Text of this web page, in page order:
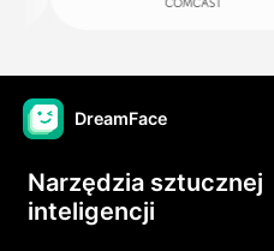
DreamFace
Narzędzia sztucznej
inteligencji